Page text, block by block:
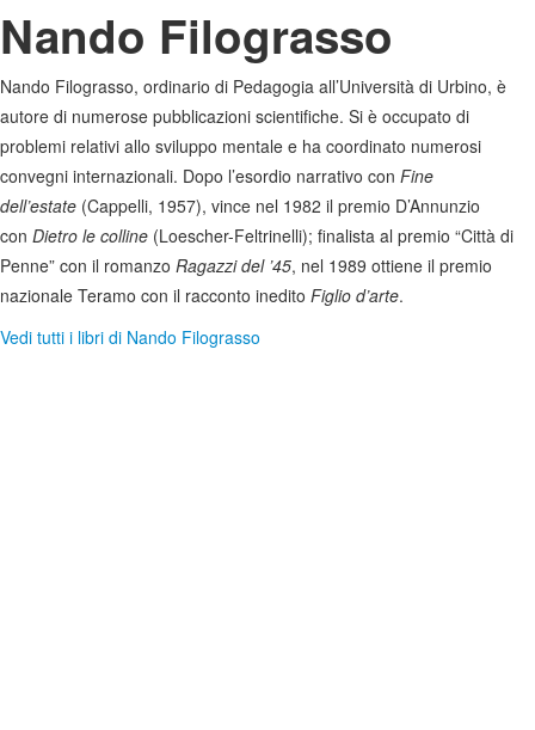
Nando Filograsso
Nando Filograsso, ordinario di Pedagogia all’Università di Urbino, è
autore di numerose pubblicazioni scientifiche. Si è occupato di
problemi relativi allo sviluppo mentale e ha coordinato numerosi
convegni internazionali. Dopo l’esordio narrativo con Fine
dell’estate (Cappelli, 1957), vince nel 1982 il premio D’Annunzio
con Dietro le colline (Loescher-Feltrinelli); finalista al premio “Città di
Penne” con il romanzo Ragazzi del ’45, nel 1989 ottiene il premio
nazionale Teramo con il racconto inedito Figlio d’arte.
Vedi tutti i libri di Nando Filograsso